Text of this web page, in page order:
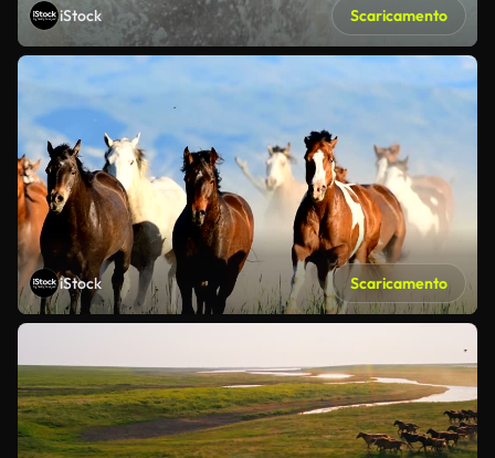
iStock Scaricamento
iStock Scaricamento